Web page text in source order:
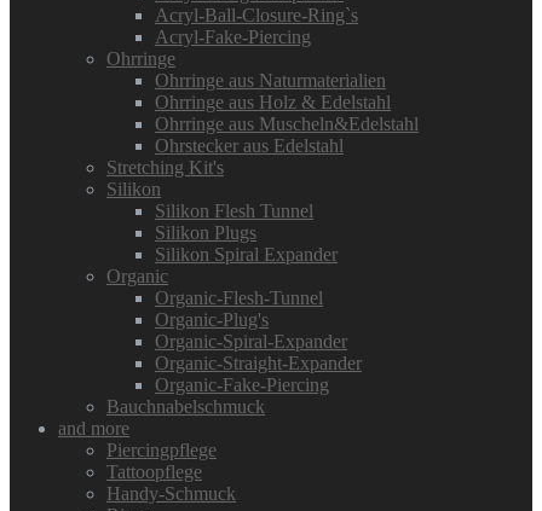
Acryl-Ball-Closure-Ring`s
Acryl-Fake-Piercing
Ohrringe
Ohrringe aus Naturmaterialien
Ohrringe aus Holz & Edelstahl
Ohrringe aus Muscheln&Edelstahl
Ohrstecker aus Edelstahl
Stretching Kit's
Silikon
Silikon Flesh Tunnel
Silikon Plugs
Silikon Spiral Expander
Organic
Organic-Flesh-Tunnel
Organic-Plug's
Organic-Spiral-Expander
Organic-Straight-Expander
Organic-Fake-Piercing
Bauchnabelschmuck
and more
Piercingpflege
Tattoopflege
Handy-Schmuck